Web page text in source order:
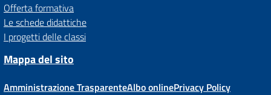
Offerta formativa
Le schede didattiche
I progetti delle classi
Mappa del sito
Amministrazione TrasparenteAlbo onlinePrivacy Policy